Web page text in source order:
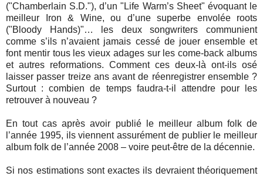
("Chamberlain S.D."), d’un "Life Warm’s Sheet" évoquant le
meilleur Iron & Wine, ou d’une superbe envolée roots
("Bloody Hands)"… les deux songwriters communient
comme s’ils n’avaient jamais cessé de jouer ensemble et
font mentir tous les vieux adages sur les come-back albums
et autres reformations. Comment ces deux-là ont-ils osé
laisser passer treize ans avant de réenregistrer ensemble ?
Surtout : combien de temps faudra-t-il attendre pour les
retrouver à nouveau ?
En tout cas après avoir publié le meilleur album folk de
l’année 1995, ils viennent assurément de publier le meilleur
album folk de l’année 2008 – voire peut-être de la décennie.
Si nos estimations sont exactes ils devraient théoriquement